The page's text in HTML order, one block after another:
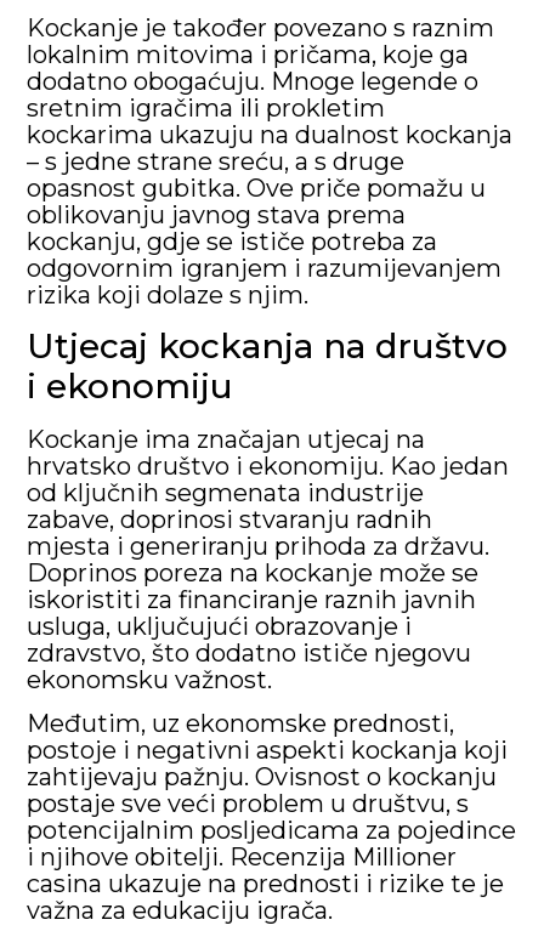
Kockanje je također povezano s raznim
lokalnim mitovima i pričama, koje ga
dodatno obogaćuju. Mnoge legende o
sretnim igračima ili prokletim
kockarima ukazuju na dualnost kockanja
– s jedne strane sreću, a s druge
opasnost gubitka. Ove priče pomažu u
oblikovanju javnog stava prema
kockanju, gdje se ističe potreba za
odgovornim igranjem i razumijevanjem
rizika koji dolaze s njim.
Utjecaj kockanja na društvo
i ekonomiju
Kockanje ima značajan utjecaj na
hrvatsko društvo i ekonomiju. Kao jedan
od ključnih segmenata industrije
zabave, doprinosi stvaranju radnih
mjesta i generiranju prihoda za državu.
Doprinos poreza na kockanje može se
iskoristiti za financiranje raznih javnih
usluga, uključujući obrazovanje i
zdravstvo, što dodatno ističe njegovu
ekonomsku važnost.
Međutim, uz ekonomske prednosti,
postoje i negativni aspekti kockanja koji
zahtijevaju pažnju. Ovisnost o kockanju
postaje sve veći problem u društvu, s
potencijalnim posljedicama za pojedince
i njihove obitelji. Recenzija Millioner
casina ukazuje na prednosti i rizike te je
važna za edukaciju igrača.